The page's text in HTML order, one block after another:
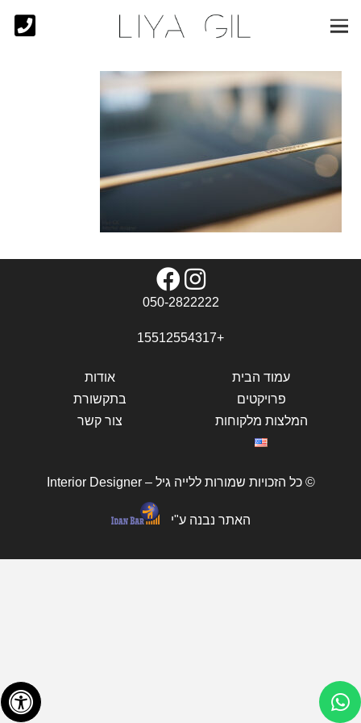
עמוד הבית
אודות
פרויקטים
בתקשורת
המלצות מלקוחות
צור קשר
© כל הזכויות שמורות ללייה גיל – Interior Designer
האתר נבנה ע"י
050-2822222
+15512554317